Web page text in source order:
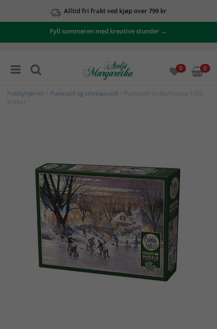
Alltid fri frakt ved kjøp over 799 kr
Fyll sommeren med kreative stunder →
0 0
Hobbyhjørnet Puslespill og selskapsspill > Puslespill Småbyhockey 1000
brikker